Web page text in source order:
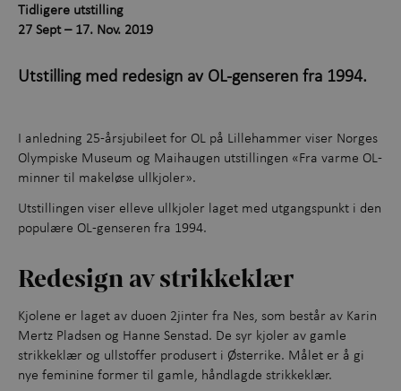
Opplevelser gjennom året
Kunnskap og læring +
Om Maihaugen
Tidligere utstilling
27 Sept – 17. Nov. 2019
Utstilling med redesign av OL-genseren fra 1994.
I anledning 25-årsjubileet for OL på Lillehammer viser Norges
Olympiske Museum og Maihaugen utstillingen «Fra varme OL-
minner til makeløse ullkjoler».
Utstillingen viser elleve ullkjoler laget med utgangspunkt i den
populære OL-genseren fra 1994.
Redesign av strikkeklær
Kjolene er laget av duoen 2jinter fra Nes, som består av Karin
Mertz Pladsen og Hanne Senstad. De syr kjoler av gamle
strikkeklær og ullstoffer produsert i Østerrike. Målet er å gi
nye feminine former til gamle, håndlagde strikkeklær.